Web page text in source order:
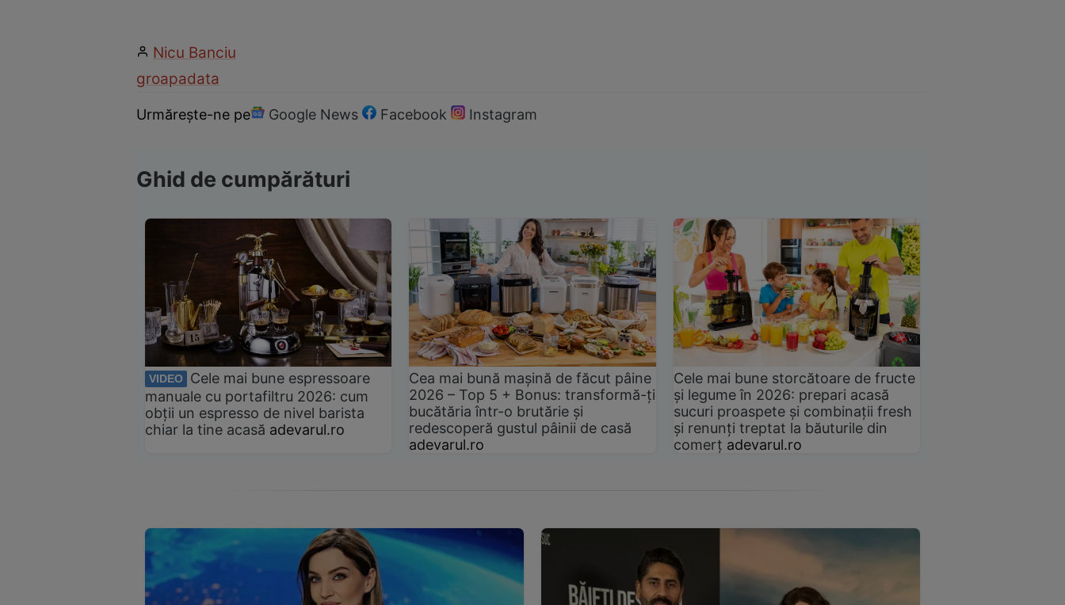
Nicu Banciu
groapadata
Urmărește-ne pe Google News Facebook Instagram
Ghid de cumpărături
VIDEO
Cele mai bune espressoare
manuale cu portafiltru 2026: cum
obții un espresso de nivel barista
chiar la tine acasă adevarul.ro
Cea mai bună mașină de făcut pâine
2026 – Top 5 + Bonus: transformă-ți
bucătăria într-o brutărie și
redescoperă gustul pâinii de casă
adevarul.ro
Cele mai bune storcătoare de fructe
și legume în 2026: prepari acasă
sucuri proaspete și combinații fresh
și renunți treptat la băuturile din
comerț adevarul.ro